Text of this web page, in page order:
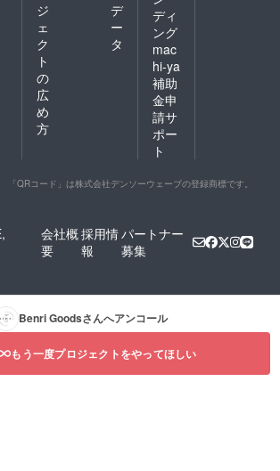
ジ
ェ
ク
ト
の
広
め
方
デ
ー
タ
ディ
ング
mac
hi-ya
補助
金申
請サ
ポー
ト
「QRコード」は株式会社デンソーウェーブの登録商標です。
会社概
要
採用情
報
パートナー
募集
Benri Goodsさんへアンコール
もう一度プロジェクトをやってほしい